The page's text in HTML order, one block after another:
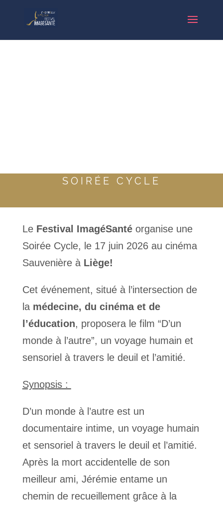
SOIRÉE CYCLE
Le Festival ImagéSantéorganise une
Soirée Cycle, le 17 juin 2026 au cinéma
Sauvenière à Liège!
Cet événement, situé à l’intersection de
la médecine, du cinéma et de
l’éducation, proposera le film “D’un
monde à l’autre”, un voyage humain et
sensoriel à travers le deuil et l’amitié.
Synopsis :
D’un monde à l’autre est un
documentaire intime, un voyage humain
et sensoriel à travers le deuil et l’amitié.
Après la mort accidentelle de son
meilleur ami, Jérémie entame un
chemin de recueillement grâce à la